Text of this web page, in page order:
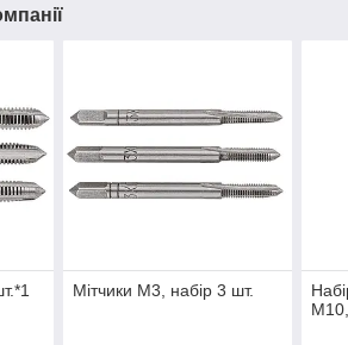
Мітчики M3, набір 3 шт.